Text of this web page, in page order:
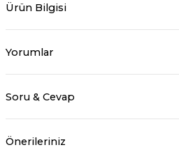
Ürün Bilgisi
Yorumlar
Soru & Cevap
Önerileriniz